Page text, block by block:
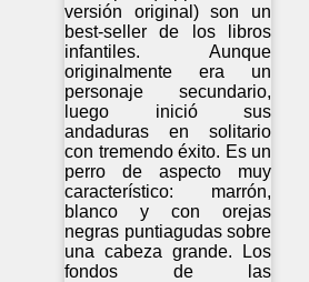
versión original) son un
best-seller de los libros
infantiles. Aunque
originalmente era un
personaje secundario,
luego inició sus
andaduras en solitario
con tremendo éxito. Es un
perro de aspecto muy
característico: marrón,
blanco y con orejas
negras puntiagudas sobre
una cabeza grande. Los
fondos de las